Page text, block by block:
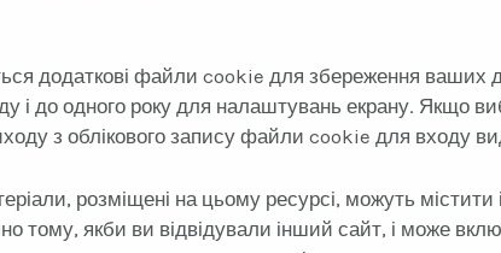
додаткові файли cookie для збереження ваших
і до одного року для налаштувань екрану. Якщо
з облікового запису файли cookie для входу
розміщені на цьому ресурсі, можуть містити
тому, якби ви відвідували інший сайт, і може